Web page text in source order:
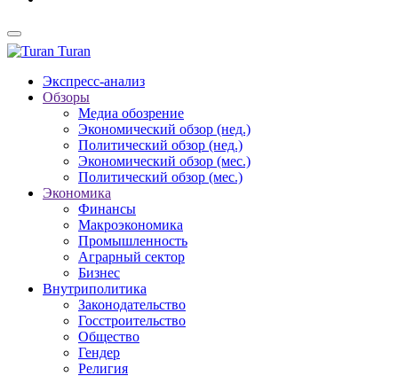
Turan
Экспресс-анализ
Обзоры
Медиа обозрение
Экономический обзор (нед.)
Политический обзор (нед.)
Экономический обзор (мес.)
Политический обзор (мес.)
Экономика
Финансы
Макроэкономика
Промышленность
Аграрный сектор
Бизнес
Внутриполитика
Законодательство
Госстроительство
Общество
Гендер
Религия